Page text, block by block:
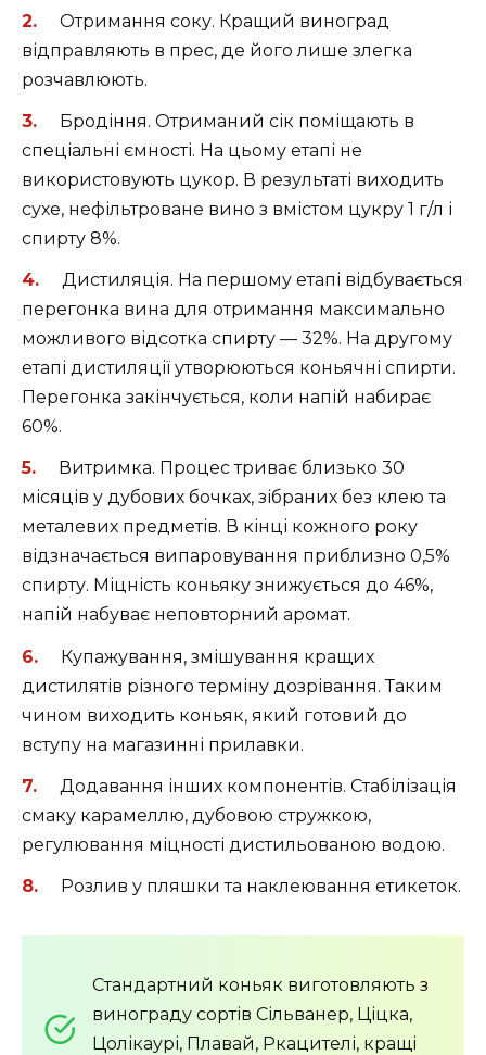
Отримання соку. Кращий виноград
відправляють в прес, де його лише злегка
розчавлюють.
Бродіння. Отриманий сік поміщають в
спеціальні ємності. На цьому етапі не
використовують цукор. В результаті виходить
сухе, нефільтроване вино з вмістом цукру 1 г/л і
спирту 8%.
Дистиляція. На першому етапі відбувається
перегонка вина для отримання максимально
можливого відсотка спирту — 32%. На другому
етапі дистиляції утворюються коньячні спирти.
Перегонка закінчується, коли напій набирає
60%.
Витримка. Процес триває близько 30
місяців у дубових бочках, зібраних без клею та
металевих предметів. В кінці кожного року
відзначається випаровування приблизно 0,5%
спирту. Міцність коньяку знижується до 46%,
напій набуває неповторний аромат.
Купажування, змішування кращих
дистилятів різного терміну дозрівання. Таким
чином виходить коньяк, який готовий до
вступу на магазинні прилавки.
Додавання інших компонентів. Стабілізація
смаку карамеллю, дубовою стружкою,
регулювання міцності дистильованою водою.
Розлив у пляшки та наклеювання етикеток.
Стандартний коньяк виготовляють з
винограду сортів Сільванер, Ціцка,
Цолікаурі, Плавай, Ркацителі, кращі